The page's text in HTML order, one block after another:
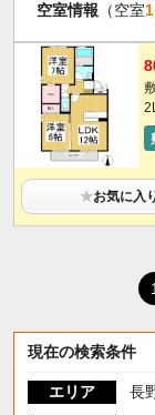
空室情報 （空室1
★お気に入
1
現在の検索条件
エリア
長